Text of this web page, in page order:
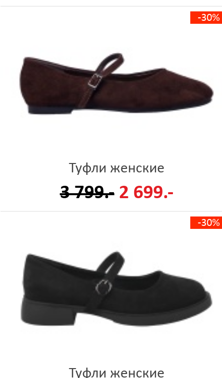
-30%
Туфли женские
3 799.- 2 699.-
-30%
Туфли женские